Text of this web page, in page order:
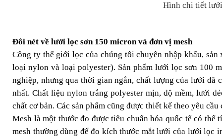
Hình chi tiết
Đôi nét về lưới lọc sơn 150 micron và đơn vị mesh
Công ty thế giới lọc của chúng tôi chuyên nhập khẩu,
loại nylon và loại polyester). Sản phẩm lưới lọc sơn 100
nghiệp, nhưng qua thời gian ngắn, chất lượng của lưới
nhất. Chất liệu nylon trắng polyester mịn, độ mềm, lưới
chất cơ bản. Các sản phẩm cũng được thiết kế theo yêu
Mesh là một thước đo được tiêu chuẩn hóa quốc tế có
mesh thường dùng để đo kích thước mắt lưới của lưới lọc